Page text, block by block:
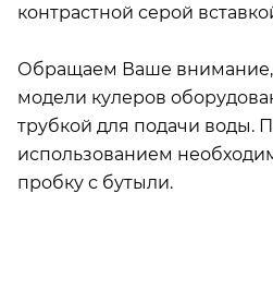
контрастной серой
Обращаем Ваше внимание,
модели кулеров
трубкой для подачи воды.
использованием
пробку с бутыли.